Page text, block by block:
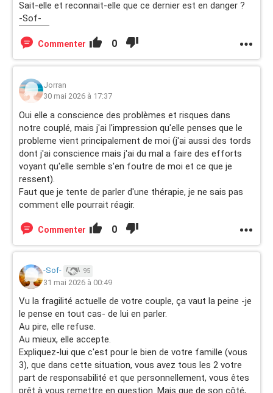
Sait-elle et reconnait-elle que ce dernier est en danger ?
-Sof-
Commenter 0
Jorran
30 mai 2026 à 17:37
Oui elle a conscience des problèmes et risques dans
notre couplé, mais j'ai l'impression qu'elle penses que le
probleme vient principalement de moi (j'ai aussi des tords
dont j'ai conscience mais j'ai du mal a faire des efforts
voyant qu'elle semble s'en foutre de moi et ce que je
ressent).
Faut que je tente de parler d'une thérapie, je ne sais pas
comment elle pourrait réagir.
Commenter 0
-Sof- 95
31 mai 2026 à 00:49
Vu la fragilité actuelle de votre couple, ça vaut la peine -je
le pense en tout cas- de lui en parler.
Au pire, elle refuse.
Au mieux, elle accepte.
Expliquez-lui que c'est pour le bien de votre famille (vous
3), que dans cette situation, vous avez tous les 2 votre
part de responsabilité et que personnellement, vous êtes
prêt à vous remettre en question. Mais que de son côté,